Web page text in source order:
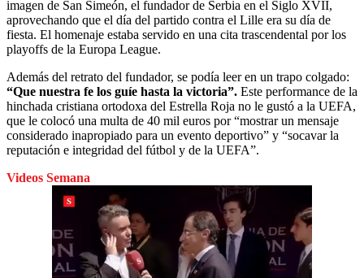
imagen de San Simeón, el fundador de Serbia en el Siglo XVII,
aprovechando que el día del partido contra el Lille era su día de
fiesta. El homenaje estaba servido en una cita trascendental por los
playoffs de la Europa League.
Además del retrato del fundador, se podía leer en un trapo colgado:
“Que nuestra fe los guíe hasta la victoria”. Este performance de la
hinchada cristiana ortodoxa del Estrella Roja no le gustó a la UEFA,
que le colocó una multa de 40 mil euros por “mostrar un mensaje
considerado inapropiado para un evento deportivo” y “socavar la
reputación e integridad del fútbol y de la UEFA”.
Videos Semana